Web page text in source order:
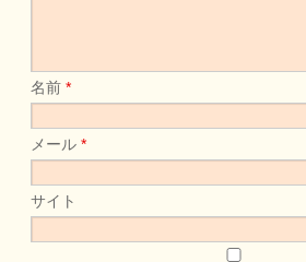
名前*
メール*
サイト